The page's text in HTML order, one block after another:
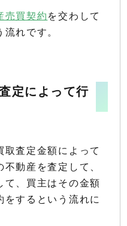
売買契約を交わして
れです。
定によって行
査定金額によって
動産を査定して、
て、買主はその金額
をするという流れに